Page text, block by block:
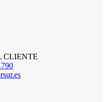
CLIENTE